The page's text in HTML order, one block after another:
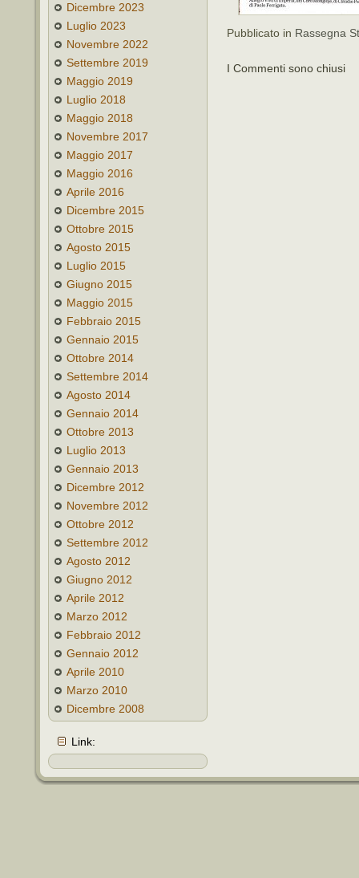
Dicembre 2023
Luglio 2023
Novembre 2022
Settembre 2019
Maggio 2019
Luglio 2018
Maggio 2018
Novembre 2017
Maggio 2017
Maggio 2016
Aprile 2016
Dicembre 2015
Ottobre 2015
Agosto 2015
Luglio 2015
Giugno 2015
Maggio 2015
Febbraio 2015
Gennaio 2015
Ottobre 2014
Settembre 2014
Agosto 2014
Gennaio 2014
Ottobre 2013
Luglio 2013
Gennaio 2013
Dicembre 2012
Novembre 2012
Ottobre 2012
Settembre 2012
Agosto 2012
Giugno 2012
Aprile 2012
Marzo 2012
Febbraio 2012
Gennaio 2012
Aprile 2010
Marzo 2010
Dicembre 2008
Link:
Pubblicato in Rassegna
I Commenti sono chiusi